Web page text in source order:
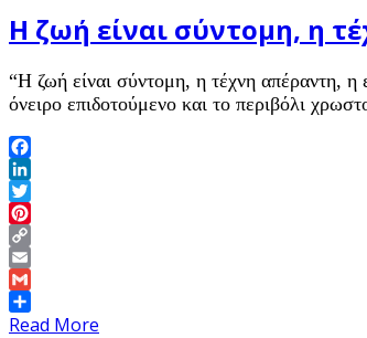
Η ζωή είναι σύντομη, η
“Η ζωή είναι σύντομη, η τέχνη απέραντη, η
όνειρο επιδοτούμενο και το περιβόλι
Facebook
LinkedIn
Twitter
Pinterest
Copy
Link
Email
Gmail
Share
Read More